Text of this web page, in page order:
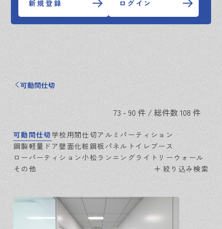
新規登録 ログイン
可動間仕切
73 - 90 件 / 総件数 108 件
可動間仕切学校用間仕切アルミパーティション
鋼製軽量ドア壁面化粧鋼板パネル トイレブース
ローパーティション小松ランニングライトリーウォール
その他
絞り込み検索